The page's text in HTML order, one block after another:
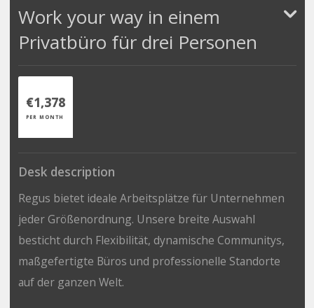
Work your way in einem
Privatbüro für drei Personen
€1,378
PER MONTH
Desk description
Regus bietet ideale Arbeitsplätze für Unternehmen
jeder Größenordnung. Unsere breite Auswahl
besticht durch Flexibilität, dynamische Communitys,
maßgefertigte Büros und professionelle Standorte
auf der ganzen Welt.